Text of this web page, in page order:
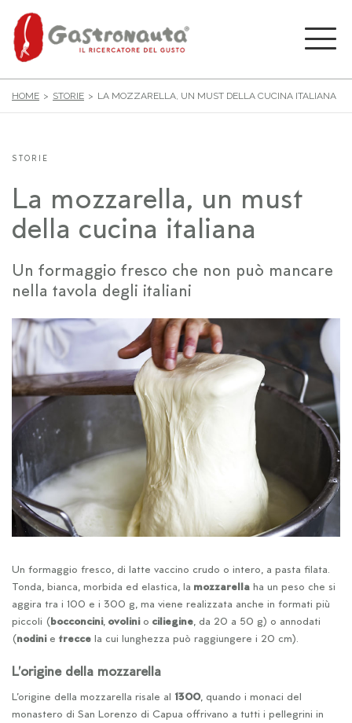
HOME STORIE LA MOZZARELLA, UN MUST DELLA CUCINA ITALIANA
STORIE
La mozzarella, un must
della cucina italiana
Un formaggio fresco che non può mancare
nella tavola degli italiani
Un formaggio fresco, di latte vaccino crudo o intero, a pasta filata.
Tonda, bianca, morbida ed elastica, la mozzarella ha un peso che si
aggira tra i 100 e i 300 g, ma viene realizzata anche in formati più
piccoli (bocconcini, ovolinio ciliegine, da 20 a 50 g) o annodati
(nodinie trecce la cui lunghezza può raggiungere i 20 cm).
L’origine della mozzarella
L’origine della mozzarella risale al 1300, quando i monaci del
monastero di San Lorenzo di Capua offrivano a tutti i pellegrini in